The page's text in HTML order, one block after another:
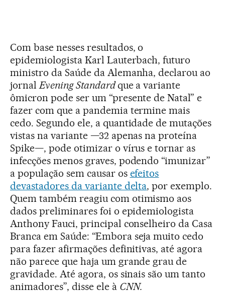
Com base nesses resultados, o
epidemiologista Karl Lauterbach, futuro
ministro da Saúde da Alemanha, declarou ao
jornalEvening Standardque a variante
ômicron pode ser um “presente de Natal” e
fazer com que a pandemia termine mais
cedo. Segundo ele, a quantidade de mutações
vistas na variante —32 apenas na proteína
Spike—, pode otimizar o vírus e tornar as
infecções menos graves, podendo “imunizar”
a população sem causar os efeitos
devastadores da variante delta, por exemplo.
Quem também reagiu com otimismo aos
dados preliminares foi o epidemiologista
Anthony Fauci, principal conselheiro da Casa
Branca em Saúde: “Embora seja muito cedo
para fazer afirmações definitivas, até agora
não parece que haja um grande grau de
gravidade. Até agora, os sinais são um tanto
animadores”, disse ele à CNN.